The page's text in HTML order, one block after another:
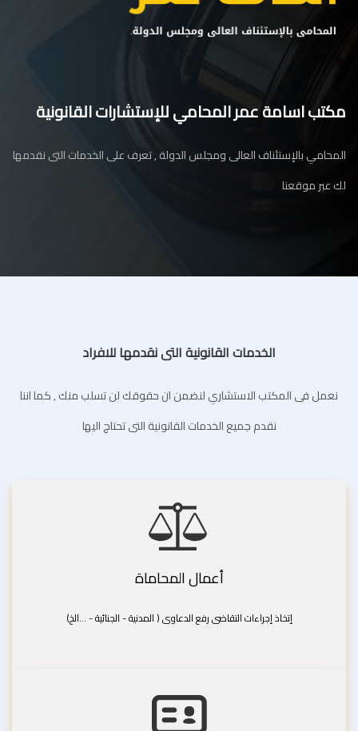
مكتب اسامة عمر المحامي للإستشارات القانونية
المحامي بالإستئناف العالى ومجلس الدولة , تعرف على الخدمات التى نقدمها
لك عبر موقعنا
الخدمات القانونية التى نقدمها للافراد
نعمل فى المكتب الاستشاري لنضمن ان حقوقك لن تسلب منك , كما اننا
نقدم جميع الخدمات القانونية التى تحتاج اليها
أعمال المحاماة
إتخاذ إجراءات التقاضى رفع الدعاوى ( المدنية - الجنائية - ...الخ)